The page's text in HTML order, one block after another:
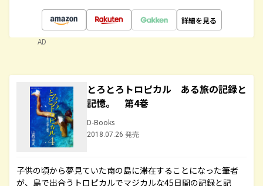
詳細を見る
AD
とろとろトロピカル ある旅の記録と
記憶。 第4巻
D-Books
2018.07.26 発売
子供の頃から夢見ていた南の島に滞在することになった筆者
が、島で出合うトロピカルでマジカルな45日間の記録と記